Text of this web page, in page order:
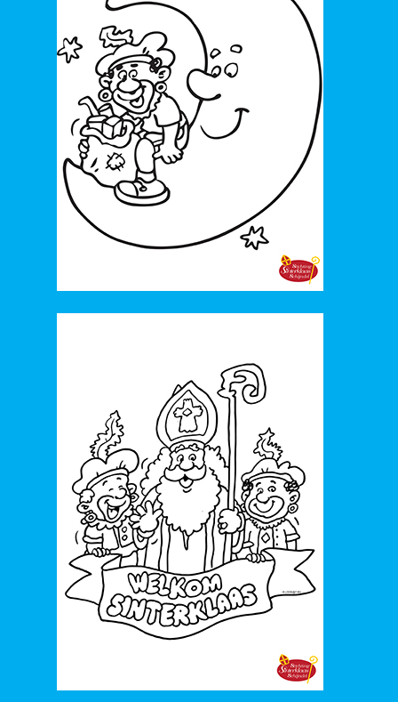
61. 2013_Voor Sinterklaas
62. 2013_Sinterklaas de grote kindervriend
63. 2013_De ongelovige koningin
64. 2013_De verdwenen diamant
65. 2013_Kom van dat dak af
66. 2012_Pietenpepernotendans
67. 2011-Mega Grandioos
72. 2010_Pietenpolonaise
73. 2010_Pietentaart